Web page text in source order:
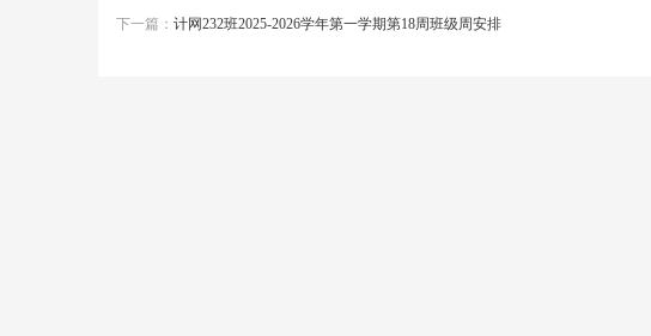
下一篇： 计网232班2025-2026学年第一学期第18周班级周安排